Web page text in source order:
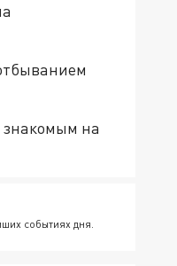
знакомым на
событиях дня.